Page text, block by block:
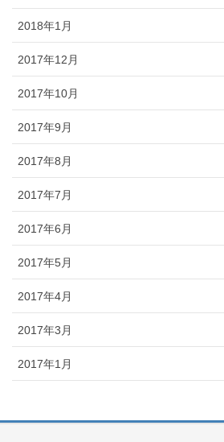
2018年1月
2017年12月
2017年10月
2017年9月
2017年8月
2017年7月
2017年6月
2017年5月
2017年4月
2017年3月
2017年1月